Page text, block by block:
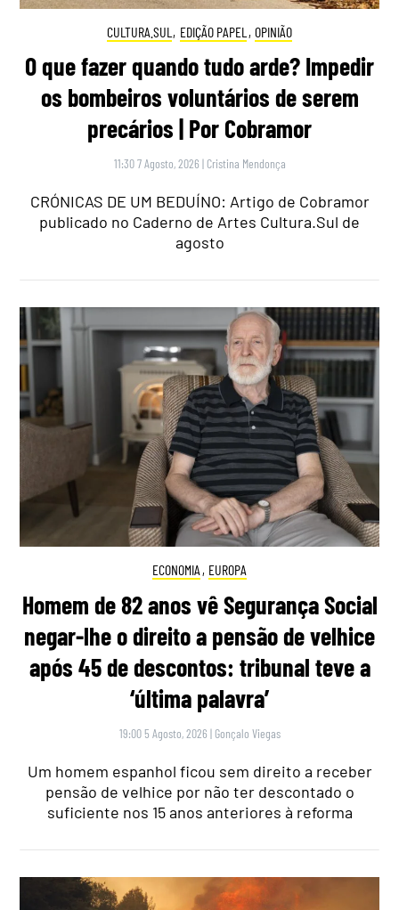
CULTURA.SUL , EDIÇÃO PAPEL , OPINIÃO
O que fazer quando tudo arde? Impedir
os bombeiros voluntários de serem
precários | Por Cobramor
11:30 7 Agosto, 2026 | Cristina Mendonça
CRÓNICAS DE UM BEDUÍNO: Artigo de Cobramor
publicado no Caderno de Artes Cultura.Sul de
agosto
ECONOMIA , EUROPA
Homem de 82 anos vê Segurança Social
negar-lhe o direito a pensão de velhice
após 45 de descontos: tribunal teve a
‘última palavra’
19:00 5 Agosto, 2026 | Gonçalo Viegas
Um homem espanhol ficou sem direito a receber
pensão de velhice por não ter descontado o
suficiente nos 15 anos anteriores à reforma